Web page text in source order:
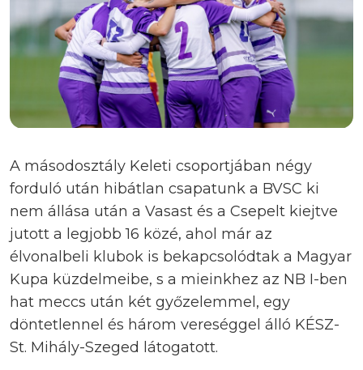
A másodosztály Keleti csoportjában négy
forduló után hibátlan csapatunk a BVSC ki
nem állása után a Vasast és a Csepelt kiejtve
jutott a legjobb 16 közé, ahol már az
élvonalbeli klubok is bekapcsolódtak a Magyar
Kupa küzdelmeibe, s a mieinkhez az NB I-ben
hat meccs után két győzelemmel, egy
döntetlennel és három vereséggel álló KÉSZ-
St. Mihály-Szeged látogatott.